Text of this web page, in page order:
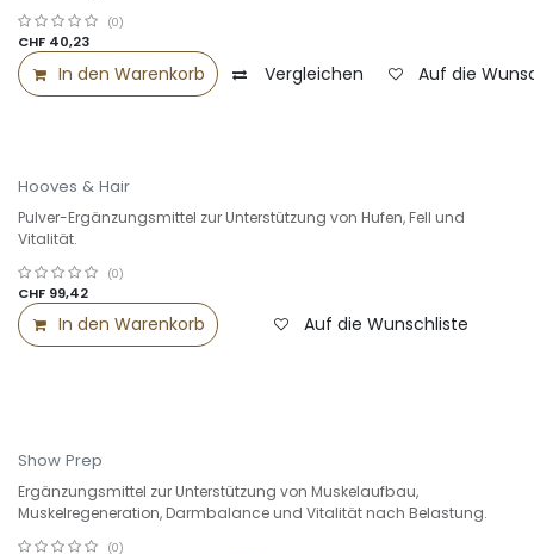
(0)
CHF 40,23
In den Warenkorb Vergleichen Auf die
Hooves & Hair
Pulver-Ergänzungsmittel zur Unterstützung von Hufen, Fell und
Vitalität.
(0)
CHF 99,42
In den Warenkorb Auf die Wunschliste
Select Sale -25%
Show Prep
Ergänzungsmittel zur Unterstützung von Muskelaufbau,
Muskelregeneration, Darmbalance und Vitalität nach Belastung.
(0)